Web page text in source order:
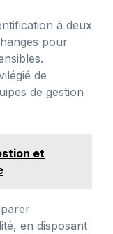
à deux
pour
de
de gestion
et
en disposant